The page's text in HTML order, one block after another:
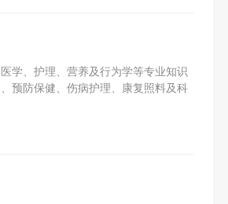
学、护理、营养及行为学等专业知识
预防保健、伤病护理、康复照料及科